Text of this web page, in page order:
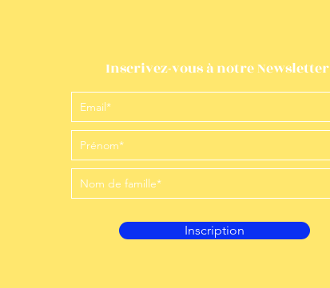
Inscrivez-vous à notre Newsletter
Inscription